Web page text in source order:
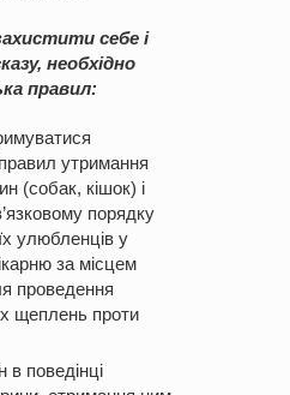
себе і
необхідно
правил:
утримання
(собак, кішок) і
порядку
улюбленців у
за місцем
проведення
щеплень проти
в поведінці